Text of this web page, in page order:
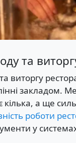
та
виторгу
закладом.
кілька, а ще
роботи
у